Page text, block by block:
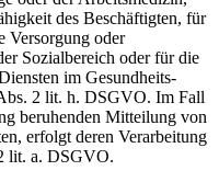
des Beschäftigten, für
Versorgung oder
Sozialbereich oder für die
im Gesundheits-
2 lit. h. DSGVO. Im Fall
beruhenden Mitteilung von
erfolgt deren Verarbeitung
lit. a. DSGVO.